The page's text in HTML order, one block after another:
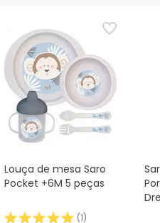
Louça de mesa Saro
Pocket +6M 5 peças
(1)